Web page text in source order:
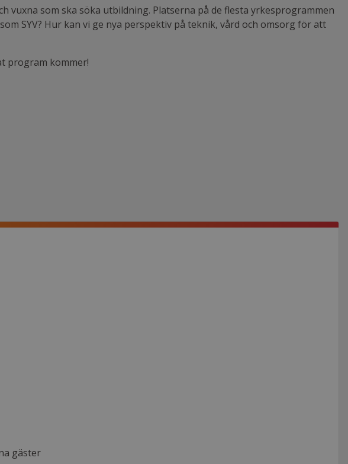
som ska söka utbildning. Platserna på de flesta yrkesprogrammen
SYV? Hur kan vi ge nya perspektiv på teknik, vård och omsorg för att
program kommer!
gäster